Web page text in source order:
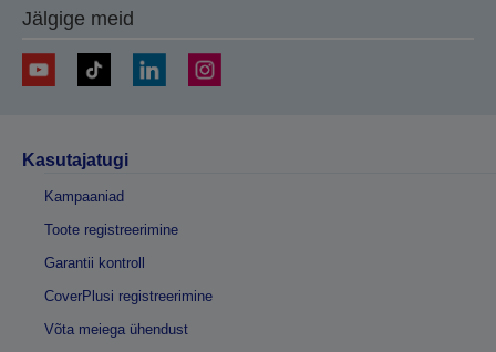
Jälgige meid
Kasutajatugi
Kampaaniad
Toote registreerimine
Garantii kontroll
CoverPlusi registreerimine
Võta meiega ühendust